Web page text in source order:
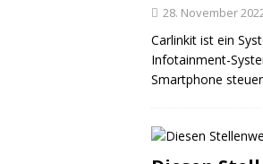
28. November
Carlinkit ist ein
Infotainment-
Smartphone